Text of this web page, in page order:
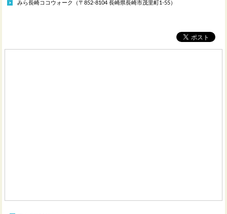
みら長崎ココウォーク（〒852-8104 長崎県長崎市茂里町1-55）